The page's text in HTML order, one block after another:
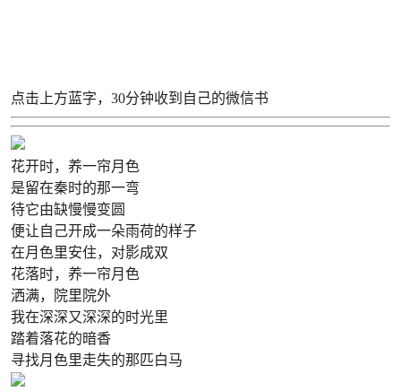
点击上方蓝字，30分钟收到自己的微信书
花开时，养一帘月色
是留在秦时的那一弯
待它由缺慢慢变圆
便让自己开成一朵雨荷的样子
在月色里安住，对影成双
花落时，养一帘月色
洒满，院里院外
我在深深又深深的时光里
踏着落花的暗香
寻找月色里走失的那匹白马